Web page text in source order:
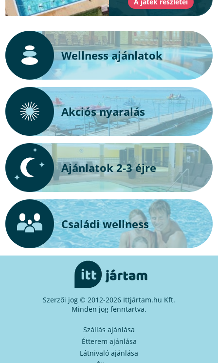
Wellness ajánlatok
Akciós nyaralás
Ajánlatok 2-3 éjre
Családi wellness
Szerzői jog © 2012-2026 Ittjártam.hu Kft.
Minden jog fenntartva.
Szállás ajánlása
Étterem ajánlása
Látnivaló ajánlása